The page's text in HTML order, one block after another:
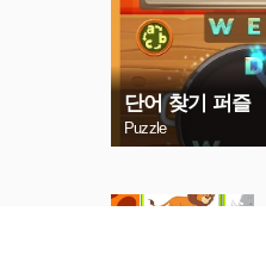
단어 찾기 퍼즐
Puzzle